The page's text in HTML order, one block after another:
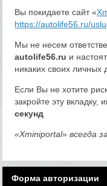
Вы покидаете сайт «
https://autolife56.ru/
Мы не несем
autolife56.ru и
никаких своих личных
Если Вы не хотите
закройте эту
секунд
«Xminiportal» всегда
Форма авторизации